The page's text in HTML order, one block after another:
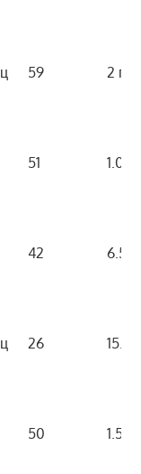
59 2
51 1.000
42
26
50 1.500